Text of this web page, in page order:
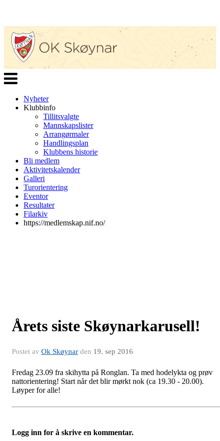
Veksle
navigasjon
Nyheter
Klubbinfo
Tillitsvalgte
Mannskapslister
Arrangørmaler
Handlingsplan
Klubbens historie
Bli medlem
Aktivitetskalender
Galleri
Turorientering
Eventor
Resultater
Filarkiv
https://medlemskap.nif.no/
Årets siste Skøynarkarusell!
Postet av Ok Skøynar den 19. sep 2016
Fredag 23.09 fra skihytta på Ronglan. Ta med hodelykta og prøv
nattorientering! Start når det blir mørkt nok (ca 19.30 - 20.00).
Løyper for alle!
Logg inn for å skrive en kommentar.